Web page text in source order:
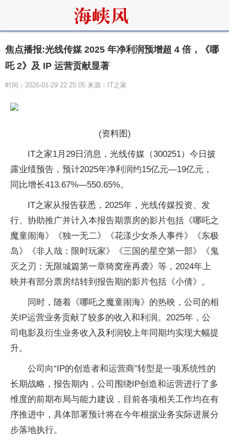
焦点播报:光线传媒 2025 年净利润预增超 4 倍，《哪
吒 2》及 IP 运营贡献显著
时间：2026-01-29 22:25:05 来源：IT之家
(资料图)
IT之家1月29日消息，光线传媒（300251）今日披
露业绩预告，预计2025年净利润约15亿元—19亿元，
同比增长413.67%—550.65%。
IT之家从报告获悉，2025年，光线传媒投资、发
行、协助推广并计入本报告期票房的影片包括《哪吒之
魔童闹海》《独一无二》《花漾少女杀人事件》《东极
岛》《非人哉：限时玩家》《三国的星空第一部》《鬼
灭之刃：无限城篇第一章猗窝座再袭》等，2024年上
映并有部分票房结转到报告期的影片包括《小倩》。
同时，随着《哪吒之魔童闹海》的热映，公司的相
关IP运营业务贡献了较多的收入和利润。2025年，公
司电影及衍生业务收入及利润较上年同期均实现大幅提
升。
公司向“IP的创造者和运营商”转型是一项系统性的
长期战略，报告期内，公司围绕IP创造和运营进行了多
维度的前期布局与能力建设，目前各项相关工作均在有
序推进中，具体部署预计将在今年根据业务实际进展分
步落地执行。